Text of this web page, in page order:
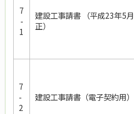
7
-
1
建設工事請書 （平成23年5
正）
7
-
2
建設工事請書（電子契約用）